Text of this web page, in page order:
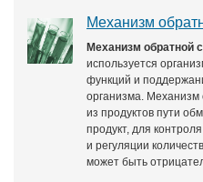
Механизм
Механизм обратной
используется
функций и
организма. Механизм
из продуктов пути
продукт, для
и регуляции
может быть